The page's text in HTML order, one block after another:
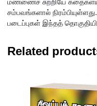
சம்பவங்களால்
படைப்புகள் இந்தத்
Related